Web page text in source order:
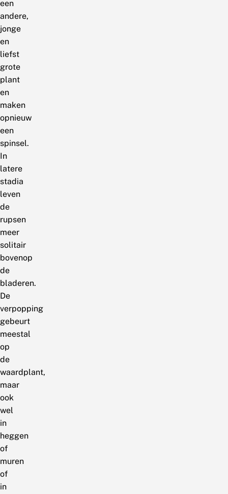
een
andere,
jonge
en
liefst
grote
plant
en
maken
opnieuw
een
spinsel.
In
latere
stadia
leven
de
rupsen
meer
solitair
bovenop
de
bladeren.
De
verpopping
gebeurt
meestal
op
de
waardplant,
maar
ook
wel
in
heggen
of
muren
of
in